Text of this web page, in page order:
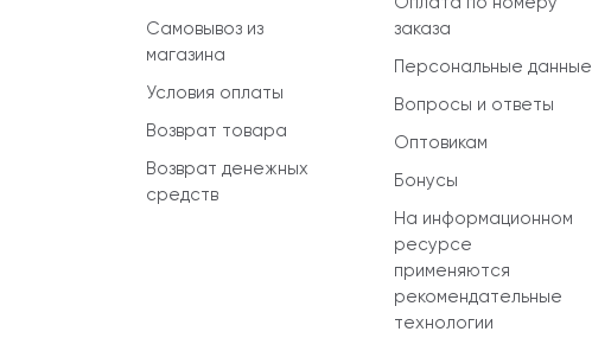
Самовывоз из
магазина
Условия оплаты
Возврат товара
Возврат денежных
средств
заказа
Персональные данные
Вопросы и ответы
Оптовикам
Бонусы
На информационном
ресурсе
применяются
рекомендательные
технологии